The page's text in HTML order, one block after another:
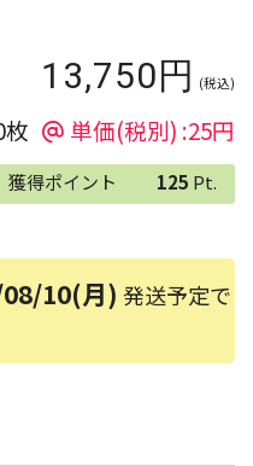
13,750円 (税込)
単価(税別) :25円
獲得ポイント 125 Pt.
10(月) 発送予定で